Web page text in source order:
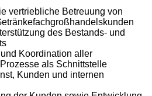
vertriebliche Betreuung von
des Bestands- und
Koordination aller
als Schnittstelle
Kunden und internen